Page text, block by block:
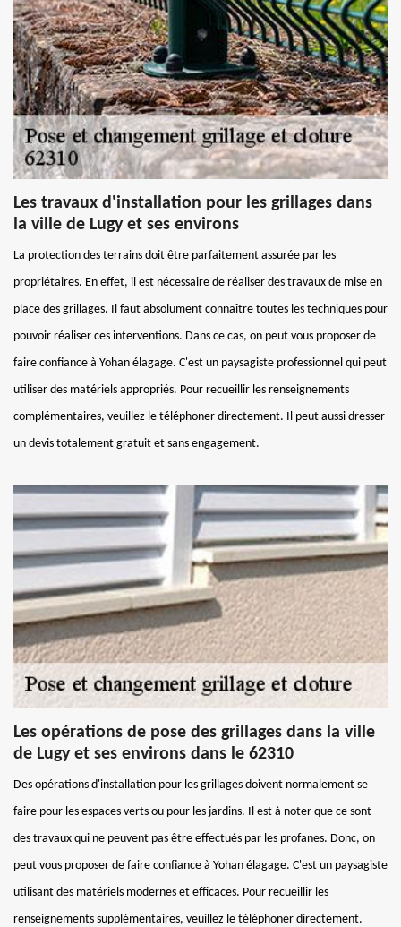
Les travaux d'installation pour les grillages dans
la ville de Lugy et ses environs
La protection des terrains doit être parfaitement assurée par les
propriétaires. En effet, il est nécessaire de réaliser des travaux de mise en
place des grillages. Il faut absolument connaître toutes les techniques pour
pouvoir réaliser ces interventions. Dans ce cas, on peut vous proposer de
faire confiance à Yohan élagage. C'est un paysagiste professionnel qui peut
utiliser des matériels appropriés. Pour recueillir les renseignements
complémentaires, veuillez le téléphoner directement. Il peut aussi dresser
un devis totalement gratuit et sans engagement.
Les opérations de pose des grillages dans la ville
de Lugy et ses environs dans le 62310
Des opérations d'installation pour les grillages doivent normalement se
faire pour les espaces verts ou pour les jardins. Il est à noter que ce sont
des travaux qui ne peuvent pas être effectués par les profanes. Donc, on
peut vous proposer de faire confiance à Yohan élagage. C'est un paysagiste
utilisant des matériels modernes et efficaces. Pour recueillir les
renseignements supplémentaires, veuillez le téléphoner directement.